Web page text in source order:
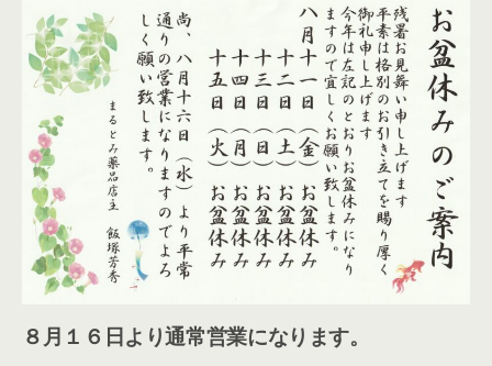
８月１６日より通常営業になります。